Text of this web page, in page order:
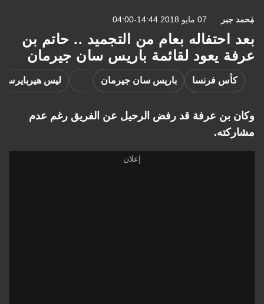
محمد جبر 07 مايو 2018 14:44-04:00
بعد احتفاله بعام من التجميد .. حاتم بن
عرفة يعود لقائمة باريس سان جيرمان
كأس فرنسا باريس سان جيرمان ليس هيربايرس
وكان بن عرفة قد رفض الرحيل عن الفريق رغم عدم
مشاركته.